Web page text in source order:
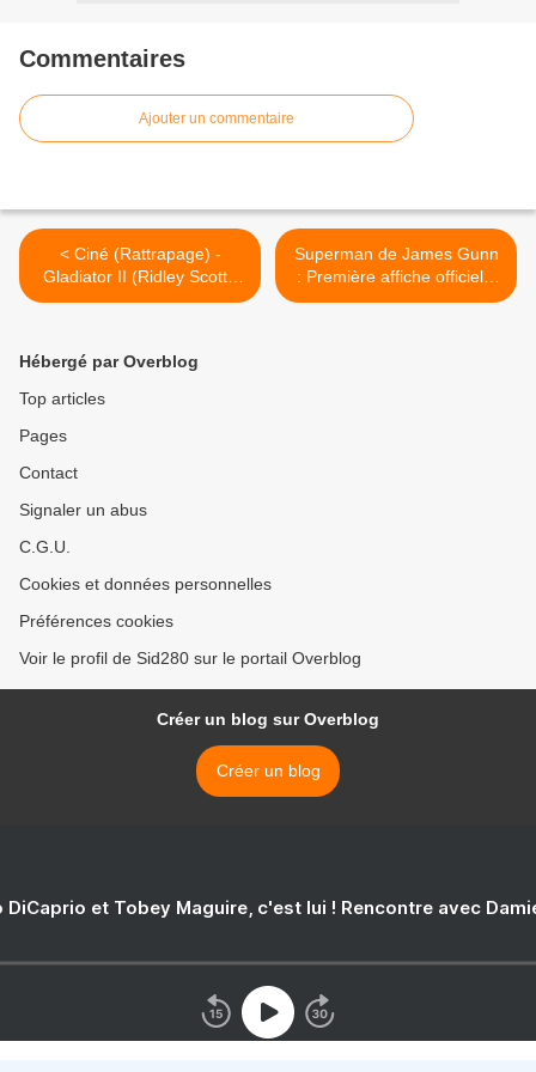
Commentaires
Ajouter un commentaire
< Ciné (Rattrapage) -
Gladiator II (Ridley Scott -
2024) **** -12
Superman de James Gunn
: Première affiche officielle
et Trailer pour ce Jeudi >
Hébergé par Overblog
Top articles
Pages
Contact
Signaler un abus
C.G.U.
Cookies et données personnelles
Préférences cookies
Voir le profil de Sid280 sur le portail Overblog
Créer un blog sur Overblog
Créer un blog
DiCaprio et Tobey Maguire, c'est lui ! Rencontre avec